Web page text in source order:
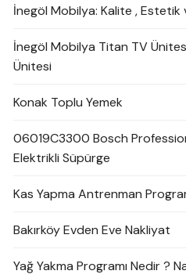
İnegöl Mobilya: Kalite , Estetik
İnegöl Mobilya Titan TV
Ünitesi
Konak Toplu Yemek
06019C3300 Bosch
Elektrikli Süpürge
Kas Yapma Antrenman
Bakırköy Evden Eve Nakliyat
Yağ Yakma Programı Nedir ?